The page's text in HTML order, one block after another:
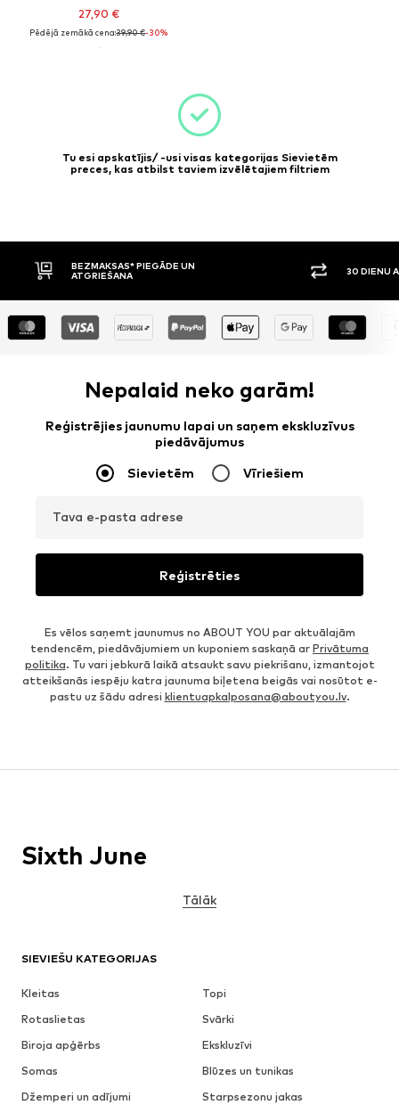
27,90 €
Pēdējā zemākā cena:39,90 €-30%
Tu esi apskatījis/ -usi visas kategorijas Sievietēm
preces, kas atbilst taviem izvēlētajiem filtriem
BEZMAKSAS* PIEGĀDE UN
ATGRIEŠANA
30 DIENU
Nepalaid neko garām!
Reģistrējies jaunumu lapai un saņem ekskluzīvus
piedāvājumus
Sievietēm Vīriešiem
Tava e-pasta adrese
Reģistrēties
Es vēlos saņemt jaunumus no ABOUT YOU par aktuālajām
tendencēm, piedāvājumiem un kuponiem saskaņā ar Privātuma
politika. Tu vari jebkurā laikā atsaukt savu piekrišanu, izmantojot
atteikšanās iespēju katra jaunuma biļetena beigās vai nosūtot e-
pastu uz šādu adresi klientuapkalposana@aboutyou.lv.
SIEVIEŠU KATEGORIJAS
Kleitas
Topi
Rotaslietas
Svārki
Biroja apģērbs
Ekskluzīvi
Somas
Blūzes un tunikas
Džemperi un adījumi
Starpsezonu jakas
Sixth June
Tālāk